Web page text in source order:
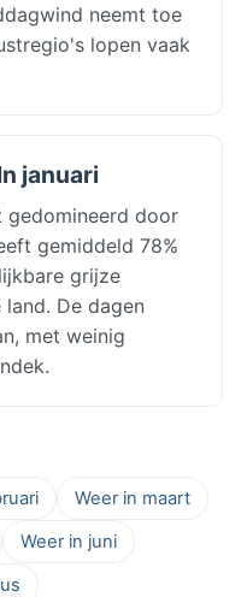
neemt toe
lopen vaak
januari
gedomineerd door
gemiddeld 78%
grijze
De dagen
met weinig
Weer in maart
Weer in juni